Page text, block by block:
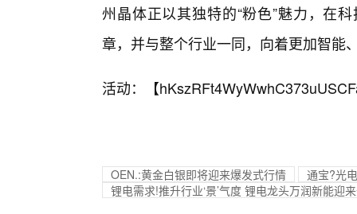
州晶体正以其独特的“粉色”魅力，在
章，并与整个行业一同，向着更加智能
活动：【
OEN.:黄金白银即将迎来爆发式行情
通宝?光
锂电需求!推升行业‘景’气度 锂电龙头万润新能迎